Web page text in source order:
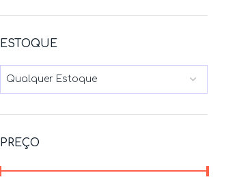
ESTOQUE
Qualquer Estoque
PREÇO